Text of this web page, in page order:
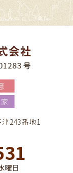
243番地1
曜日